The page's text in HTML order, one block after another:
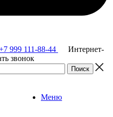
999 111-88-44
Интернет-
звонок
Меню